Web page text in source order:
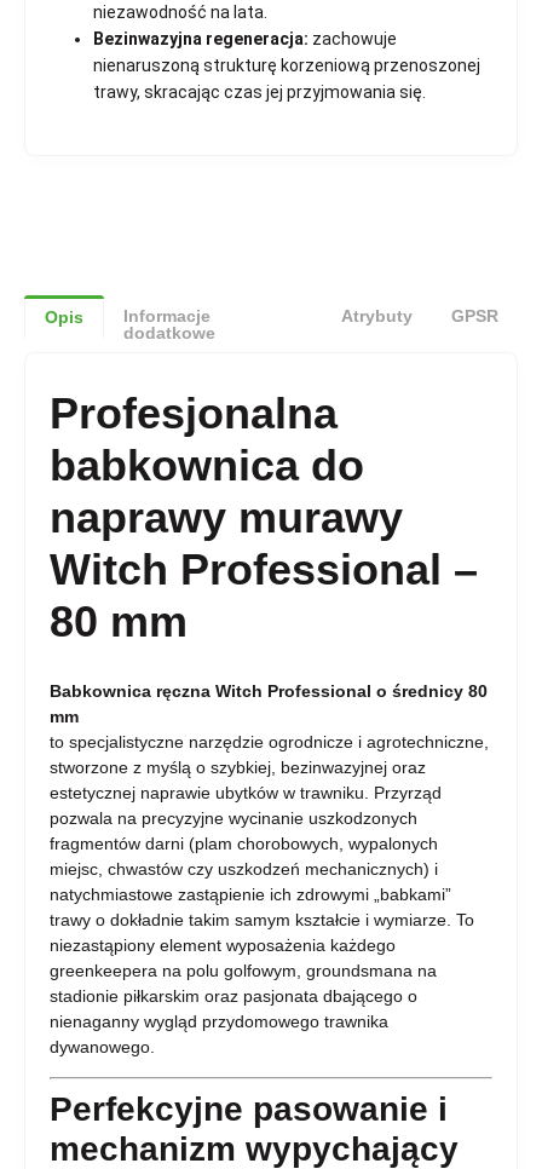
niezawodność na lata.
Bezinwazyjna regeneracja: zachowuje
nienaruszoną strukturę korzeniową przenoszonej
trawy, skracając czas jej przyjmowania się.
Opis
Informacje
dodatkowe
Atrybuty GPSR
Profesjonalna
babkownica do
naprawy murawy
Witch Professional –
80 mm
Babkownica ręczna Witch Professional o średnicy 80
mm
to specjalistyczne narzędzie ogrodnicze i agrotechniczne,
stworzone z myślą o szybkiej, bezinwazyjnej oraz
estetycznej naprawie ubytków w trawniku. Przyrząd
pozwala na precyzyjne wycinanie uszkodzonych
fragmentów darni (plam chorobowych, wypalonych
miejsc, chwastów czy uszkodzeń mechanicznych) i
natychmiastowe zastąpienie ich zdrowymi „babkami”
trawy o dokładnie takim samym kształcie i wymiarze. To
niezastąpiony element wyposażenia każdego
greenkeepera na polu golfowym, groundsmana na
stadionie piłkarskim oraz pasjonata dbającego o
nienaganny wygląd przydomowego trawnika
dywanowego.
Perfekcyjne pasowanie i
mechanizm wypychający